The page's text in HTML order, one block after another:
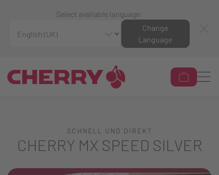
Select available language:
Change
Language
SCHNELL UND DIREKT
CHERRY MX SPEED SILVER